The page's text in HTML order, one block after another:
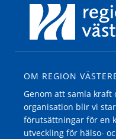
OM REGION
Genom att samla kraft
organisation blir vi
förutsättningar för en
utveckling för hälso-